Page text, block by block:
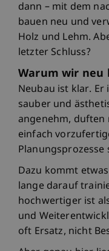
dann – mit dem
bauen neu und
Holz und Lehm.
letzter Schluss?
Warum wir neu
Neubau ist klar.
sauber und
angenehm, duften
einfach
Dazu kommt
lange darauf
hochwertiger ist
und
oft Ersatz, nicht